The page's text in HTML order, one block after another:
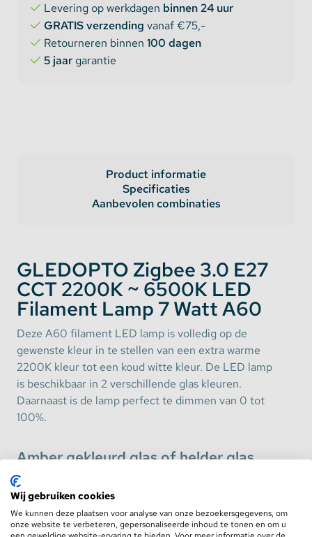
Levering op werkdagen binnen 24 uur
GRATIS verzending vanaf €75,-
Retourneren binnen 100 dagen
5 jaargarantie
Product informatie
Specificaties
Aanbevolen combinaties
GLEDOPTO Zigbee 3.0 E27
CCT 2200K ~ 6500K LED
Filament Lamp 7 Watt A60
Deze A60 filament LED lamp is volledig op de
gewenste kleur in te stellen van een extra warme
2200K kleur tot een koud witte kleur. De LED lamp
is beschikbaar in 2 verschillende glas kleuren.
Daarnaast is de lamp perfect te dimmen van 0 tot
100%.
Amber gekleurd glas of helder glas
De A60 lamp is beschikbaar in 2 verschillende glas
kleuren. De E27 lamp met amber gekleurd glas
heeft een mooi retro look design. Daarbij valt de
warme kleur van 2200K wat warmer uit voor nog
Toon meer
Wij gebruiken cookies
We kunnen deze plaatsen voor analyse van onze bezoekersgegevens, om
onze website te verbeteren, gepersonaliseerde inhoud te tonen en om u